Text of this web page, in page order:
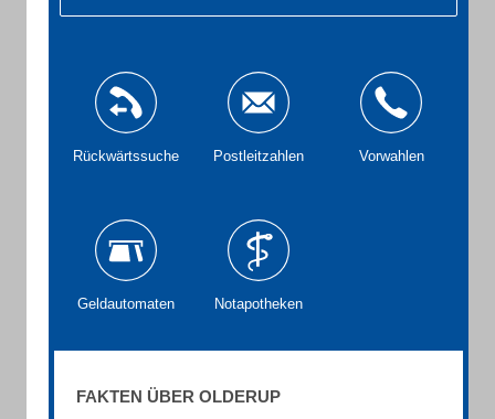
Rückwärtssuche Postleitzahlen Vorwahlen
Geldautomaten Notapotheken
FAKTEN ÜBER OLDERUP